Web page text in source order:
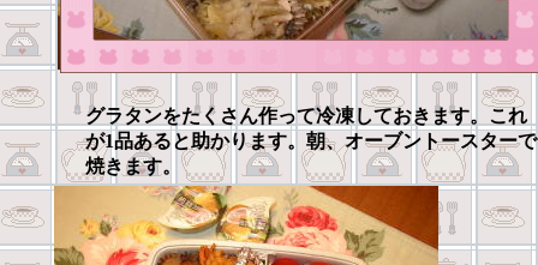
グラタンをたくさん作って冷凍しておきます。これ
が1品あると助かります。朝、オーブントースターで
焼きます。